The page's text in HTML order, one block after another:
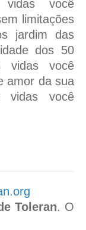
você
limitações
jardim das
dos 50
vidas você
amor da sua
você
Toleran. O